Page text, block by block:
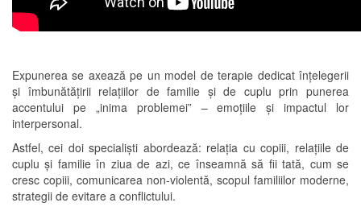
Expunerea se axează pe un model de terapie dedicat înțelegerii
și îmbunătățirii relațiilor de familie și de cuplu prin punerea
accentului pe „inima problemei” – emoțiile și impactul lor
interpersonal.
Astfel, cei doi specialiști abordează: relația cu copiii, relațiile de
cuplu și familie în ziua de azi, ce înseamnă să fii tată, cum se
cresc copiii, comunicarea non-violentă, scopul familiilor moderne,
strategii de evitare a conflictului.